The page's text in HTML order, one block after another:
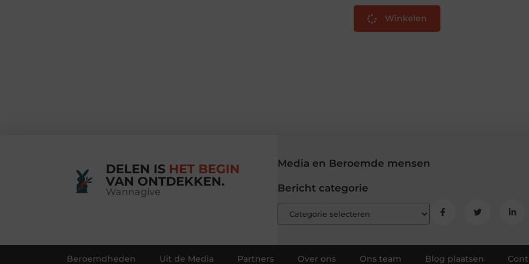
Winkelen
DELEN IS HET BEGIN
VAN ONTDEKKEN.
Wannagive
Media en Beroemde mensen
Bericht categorie
Beroemdheden Uit de Media Partners Over ons Ons team Blog plaatsen